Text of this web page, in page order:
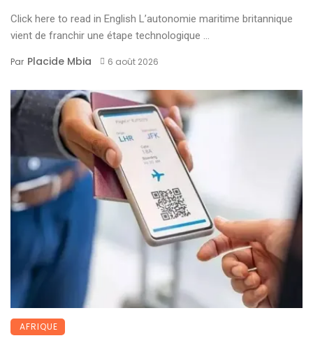
Click here to read in English L’autonomie maritime britannique
vient de franchir une étape technologique ...
Par Placide Mbia 6 août 2026
AFRIQUE